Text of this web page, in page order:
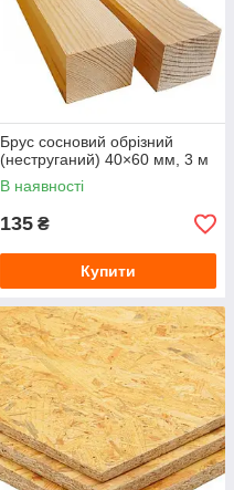
Брус сосновий обрізний
(неструганий) 40×60 мм, 3 м
В наявності
135 ₴
Купити